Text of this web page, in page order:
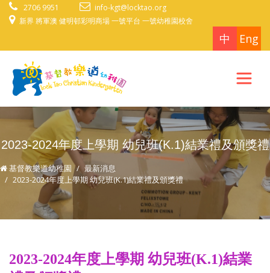
2706 9951
info-kgt@locktao.org
新界 將軍澳 健明邨彩明商場 一號平台 一號幼稚園校舍
中 Eng
2023-2024年度上學期 幼兒班(K.1)結業禮及頒獎禮
基督教樂道幼稚園
最新消息
2023-2024年度上學期 幼兒班(K.1)結業禮及頒獎禮
2023-2024年度上學期 幼兒班(K.1)結業